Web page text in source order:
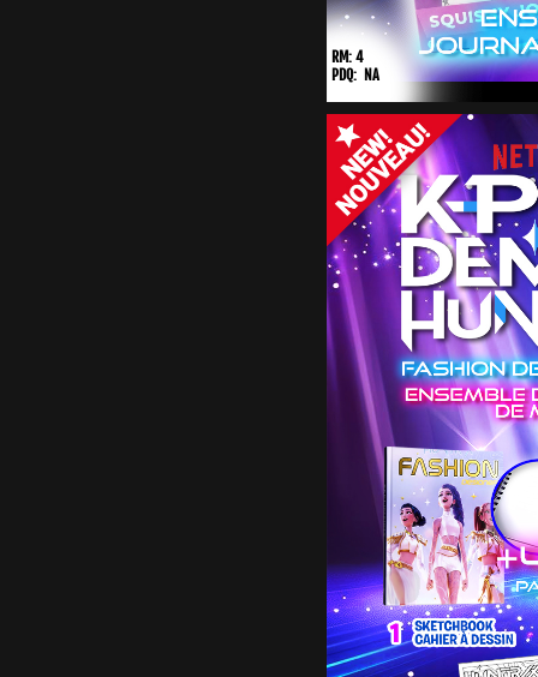
RM: 4
PDQ: NA